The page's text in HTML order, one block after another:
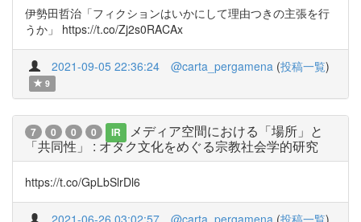
伊勢田哲治「フィクションはいかにして理由つきの主張を行
うか」 https://t.co/Zj2s0RACAx
2021-09-05 22:36:24 @carta_pergamena (投稿一覧)
9
7 0 0 0 IR
メディア空間における「場所」と
「共同性」 : オタク文化をめぐる宗教社会学的研究
https://t.co/GpLbSlrDl6
2021-06-26 03:02:57 @carta_pergamena (投稿一覧)